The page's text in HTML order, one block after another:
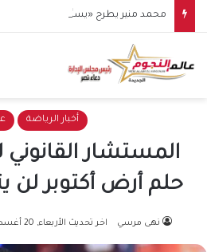
محمد منير يطرح «يسألوا عنك».. أولى
أخبار الرياضة
المستشار القانوني
حلم أرض أكتوبر لن
نهى مرسي اخر تحديث الأربعاء, 20 أغسطس 2025, 6:18 مساءً